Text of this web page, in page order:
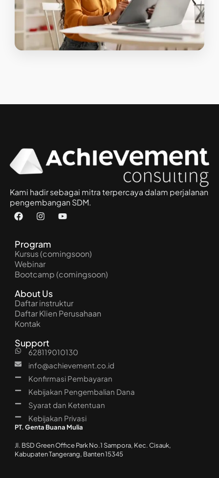
Kami hadir sebagai mitra terpercaya dalam perjalanan
pengembangan SDM.
Program
Kursus (comingsoon)
Webinar
Bootcamp (comingsoon)
About Us
Daftar instruktur
Daftar Klien Perusahaan
Kontak
Support
628119010130
info@achievement.co.id
Konfirmasi Pembayaran
Kebijakan Pengembalian Dana
Syarat dan Ketentuan
Kebijakan Privasi
PT. Genta Buana Mulia
Jl. BSD Green Office Park No.1 Sampora, Kec. Cisauk,
Kabupaten Tangerang, Banten 15345